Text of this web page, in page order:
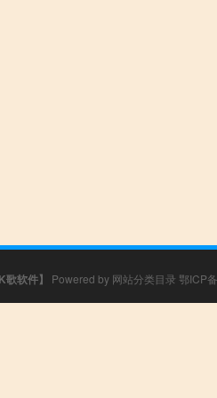
歌软件】 Powered by 网站分类目录 鄂ICP